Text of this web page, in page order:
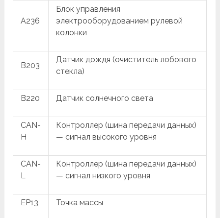
A236
Блок управления
электрооборудованием рулевой
колонки
B203
Датчик дождя (очиститель лобового
стекла)
B220 Датчик солнечного света
CAN-
H
Контроллер (шина передачи данных)
— сигнал высокого уровня
CAN-
L
Контроллер (шина передачи данных)
— сигнал низкого уровня
EP13 Точка массы